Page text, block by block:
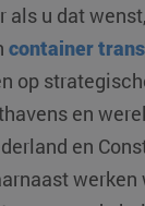
als u dat
container
op
en
en